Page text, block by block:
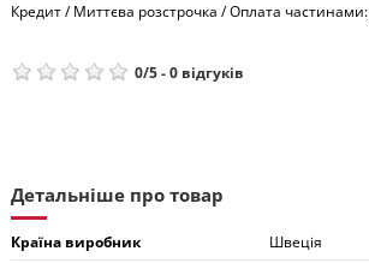
Кредит / Миттєва розстрочка / Оплата частинами:
0/5-0 відгуків
Детальніше про товар
Країна виробник
Швеція